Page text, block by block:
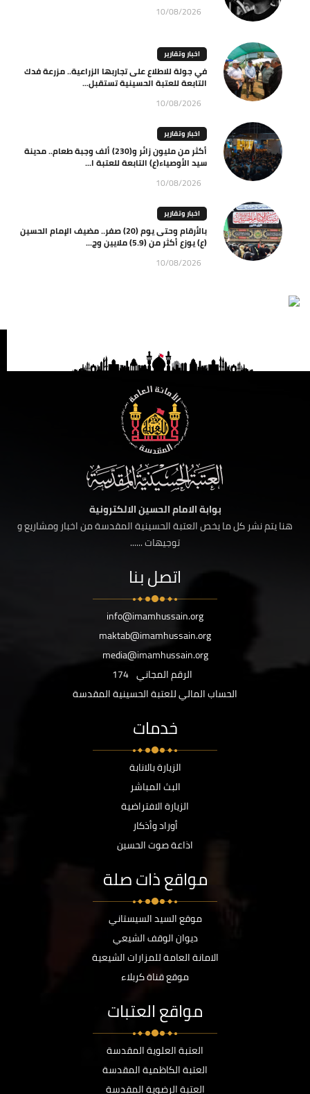
10/08/2026
اخبار وتقارير
في جولة للاطلاع على تجاربها الزراعية.. مزرعة فدك
التابعة للعتبة الحسينية تستقبل...
10/08/2026
اخبار وتقارير
أكثر من مليون زائر و(230) ألف وجبة طعام.. مدينة
سيد الأوصياء(ع) التابعة للعتبة ا...
10/08/2026
اخبار وتقارير
بالأرقام وحتى يوم (20) صفر.. مضيف الإمام الحسين
(ع) يوزع أكثر من (5.9) ملايين وج...
10/08/2026
بوابة الامام الحسين الالكترونية
هنا يتم نشر كل ما يخص العتبة الحسينية المقدسة من اخبار ومشاريع و
توجيهات ......
اتصل بنا
info@imamhussain.org
maktab@imamhussain.org
media@imamhussain.org
الرقم المجاني 174
الحساب المالي للعتبة الحسينية المقدسة
خدمات
الزيارة بالانابة
البث المباشر
الزيارة الافتراضية
أوراد وأذكار
اذاعة صوت الحسين
مواقع ذات صلة
موقع السيد السيستاني
ديوان الوقف الشيعي
الامانة العامة للمزارات الشيعية
موقع قناة كربلاء
مواقع العتبات
العتبة العلوية المقدسة
العتبة الكاظمية المقدسة
العتبة الرضوية المقدسة